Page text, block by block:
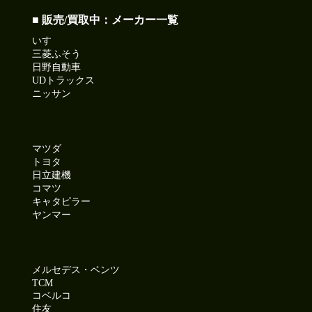
■ 販売/買取中：メーカー一覧
いすゞ
三菱ふそう
日野自動車
UDトラックス
ニッサン
マツダ
トヨタ
日立建機
コマツ
キャタピラー
ヤンマー
メルセデス・ベンツ
TCM
コベルコ
住友